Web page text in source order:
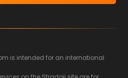
is intended for an international